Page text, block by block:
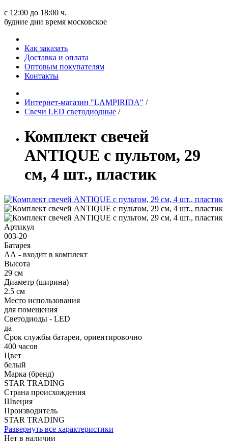
с 12:00 до 18:00 ч.
будние дни время московское
Как заказать
Доставка и оплата
Оптовым покупателям
Контакты
Интернет-магазин "LAMPIRIDA" /
Свечи LED светодиодные /
Комплект свечей
ANTIQUE с пультом, 29
см, 4 шт., пластик
Артикул
003-20
Батарея
АА - входит в комплект
Высота
29 см
Диаметр (ширина)
2.5 см
Место использования
для помещения
Светодиоды - LED
да
Срок службы батареи, ориентировочно
400 часов
Цвет
белый
Марка (бренд)
STAR TRADING
Страна происхождения
Швеция
Производитель
STAR TRADING
Развернуть все характеристики
Нет в наличии